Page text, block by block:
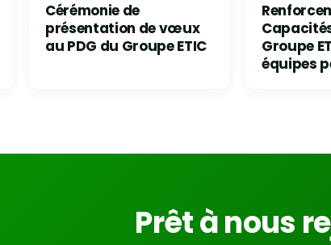
Cérémonie de
présentation de vœux
au PDG du Groupe ETIC
Groupe
équipes
Prêt à nous